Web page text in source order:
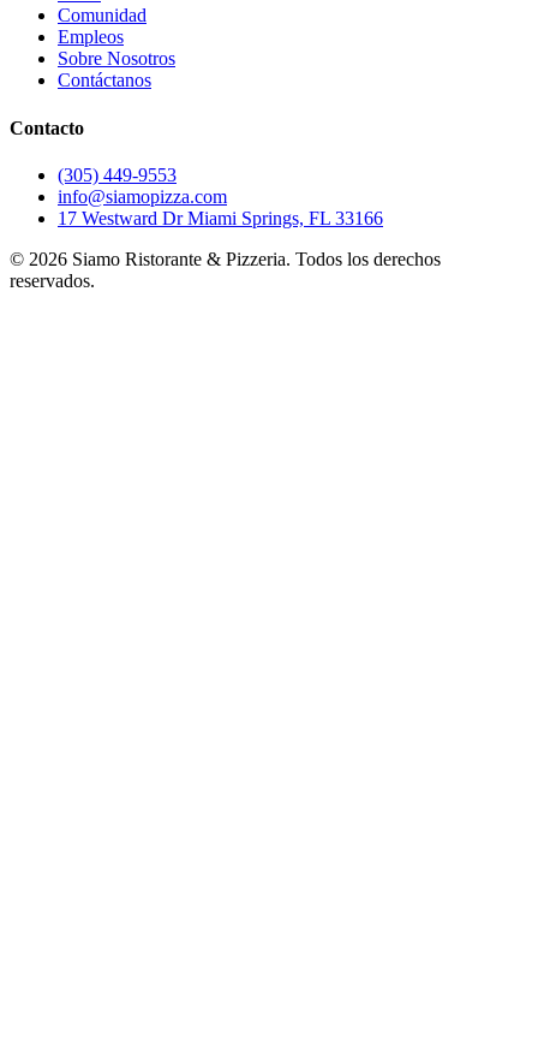
Comunidad
Empleos
Sobre Nosotros
Contáctanos
Contacto
(305) 449-9553
info@siamopizza.com
17 Westward Dr Miami Springs, FL 33166
© 2026 Siamo Ristorante & Pizzeria. Todos los derechos
reservados.